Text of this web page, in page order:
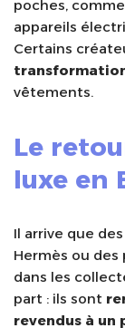
poches,
appareils
Certains
vêtements.
Le
luxe en
Il arrive que
Hermès ou des
dans les
part : ils sont
revendus à un